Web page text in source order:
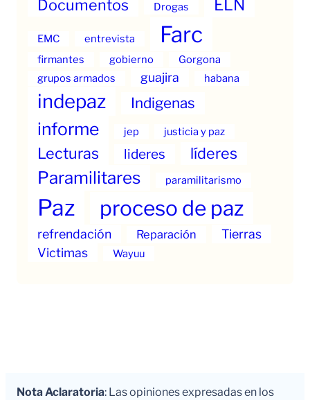
Documentos Drogas ELN
EMC entrevista Farc
firmantes gobierno
Gorgona
grupos armados
guajira habana
indepaz Indigenas
informe jep justicia y paz
Lecturas lideres líderes
Paramilitares paramilitarismo
Paz proceso de paz
refrendación Reparación
Tierras
Victimas
Wayuu
Nota Aclaratoria: Las opiniones expresadas en los